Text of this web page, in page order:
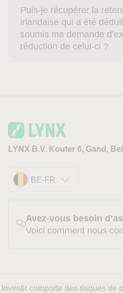
Puis-je récupérer la
irlandaise qui a été
soumis ma demande
réduction de celui-ci ?
LYNX B.V. Kouter 6, Gand,
BE-FR
Avez-vous besoin
Voici comment nous
Investir comporte des risques de